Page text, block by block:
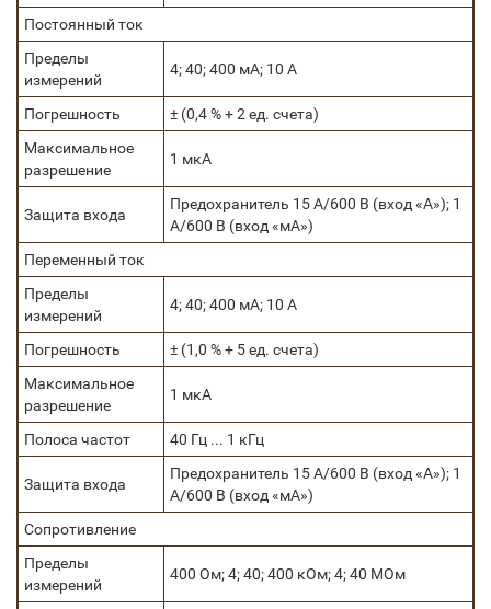
Постоянный ток
Пределы
измерений
4; 40; 400 мА; 10 А
Погрешность
± (0,4 % + 2 ед. счета)
Максимальное
разрешение
1 мкА
Защита входа
Предохранитель 15 А/600 В (вход «А»); 1
А/600 В (вход «мА»)
Переменный ток
Пределы
измерений
4; 40; 400 мА; 10 А
Погрешность
± (1,0 % + 5 ед. счета)
Максимальное
разрешение
1 мкА
Полоса частот 40 Гц ... 1 кГц
Защита входа
Предохранитель 15 А/600 В (вход «А»); 1
А/600 В (вход «мА»)
Сопротивление
Пределы
измерений
400 Ом; 4; 40; 400 кОм; 4; 40 МОм